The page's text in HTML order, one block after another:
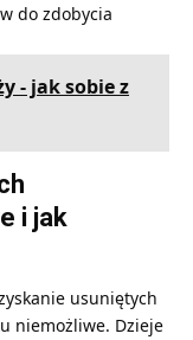
do zdobycia
- jak sobie z
i jak
usuniętych
niemożliwe. Dzieje